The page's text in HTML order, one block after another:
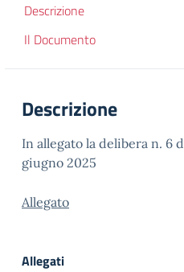
Descrizione
Il Documento
Descrizione
In allegato la delibera n. 6
giugno 2025
Allegato
Allegati